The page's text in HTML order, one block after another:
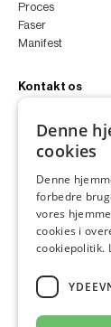
Proces
Faser
Manifest
Kontakt os
+45 4252 0011
VA11a
2300 København S
Instagram
LinkedIn
Denne
cookies
Denne
forbedre
vores
cookies i
cookiepolitik.